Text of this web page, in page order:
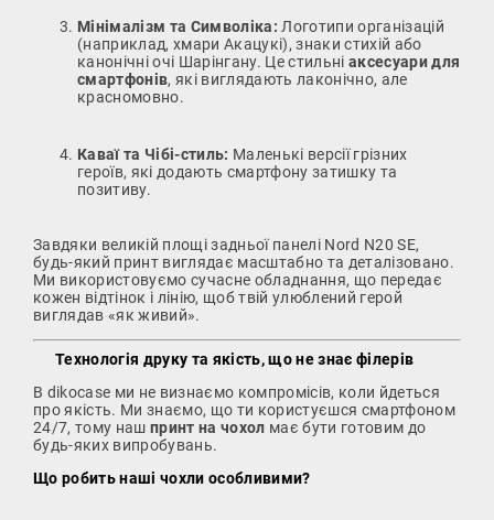
Мінімалізм та Символіка: Логотипи організацій
(наприклад, хмари Акацукі), знаки стихій або
канонічні очі Шарінгану. Це стильні аксесуари для
смартфонів, які виглядають лаконічно, але
красномовно.
Каваї та Чібі-стиль: Маленькі версії грізних
героїв, які додають смартфону затишку та
позитиву.
Завдяки великій площі задньої панелі Nord N20 SE,
будь-який принт виглядає масштабно та деталізовано.
Ми використовуємо сучасне обладнання, що передає
кожен відтінок і лінію, щоб твій улюблений герой
виглядав «як живий».
Технологія друку та якість, що не знає філерів
В dikocase ми не визнаємо компромісів, коли йдеться
про якість. Ми знаємо, що ти користуєшся смартфоном
24/7, тому нашпринт на чохол має бути готовим до
будь-яких випробувань.
Що робить наші чохли особливими?